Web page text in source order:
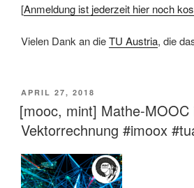
[Anmeldung ist jederzeit hier noch
Vielen Dank an dieTU Austria, die
VERÖFFENTLICHT
AM
APRIL 27, 2018
[mooc, mint] Mathe-MOOC
Vektorrechnung #imoox